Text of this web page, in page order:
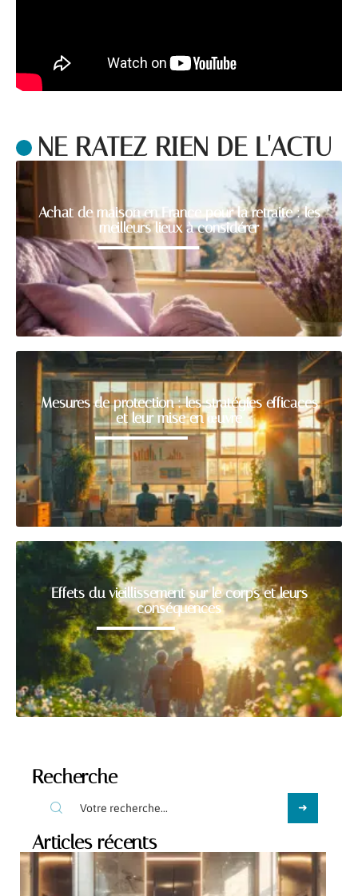
NE RATEZ RIEN DE L'ACTU
Achat de maison en France pour la retraite : les
meilleurs lieux à considérer
Mesures de protection : les stratégies efficaces
et leur mise en œuvre
Effets du vieillissement sur le corps et leurs
conséquences
Recherche
Articles récents